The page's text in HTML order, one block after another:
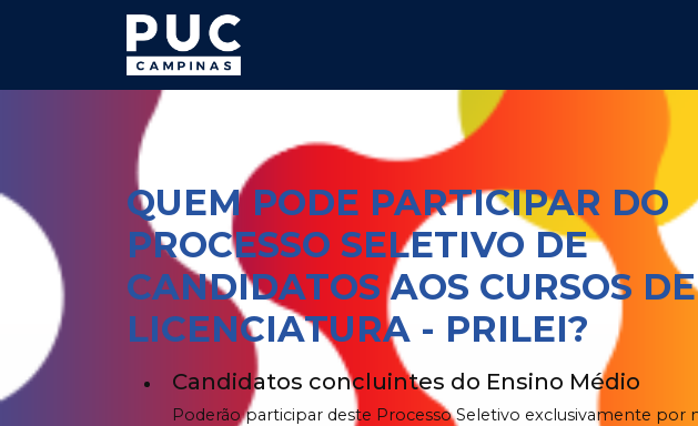
QUEM PODE PARTICIPAR DO
PROCESSO SELETIVO DE
CANDIDATOS AOS CURSOS DE
LICENCIATURA - PRILEI?
Candidatos concluintes do Ensino Médio
Poderão participar deste Processo Seletivo exclusivamente por